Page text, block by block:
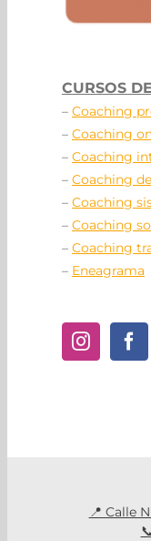
CURSOS
– Coaching
– Coaching
– Coaching
– Coaching
– Coaching
– Coaching
– Coaching
– Eneagrama
📍 Calle